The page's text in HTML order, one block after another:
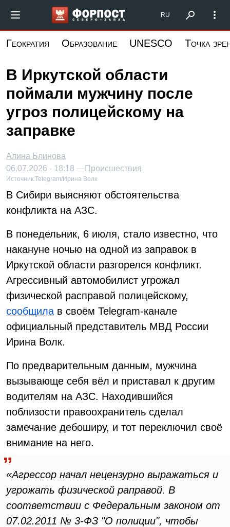
основному
Форпост Северо-Запад
RU
Геократия Образование UNESCO Точка
В Иркутской области
поймали мужчину после
угроз полицейскому на
заправке
Алина Блинова
06.07.2026 - 18:18 —Происшествия
Источник:Telegram/Ирина Волк
В Сибири выясняют обстоятельства
конфликта на АЗС.
В понедельник, 6 июля, стало известно, что
накануне ночью на одной из заправок в
Иркутской области разгорелся конфликт.
Агрессивный автомобилист угрожал
физической расправой полицейскому,
сообщила в своём Telegram-канале
официальный представитель МВД России
Ирина Волк.
По предварительным данным, мужчина
вызывающе себя вёл и приставал к другим
водителям на АЗС. Находившийся
поблизости правоохранитель сделал
замечание дебоширу, и тот переключил своё
внимание на него.
«Агрессор начал нецензурно выражаться и
угрожать физической раправой. В
соответствии с Федеральным законом от
07.02.2011 № 3-ФЗ "О полиции", чтобы